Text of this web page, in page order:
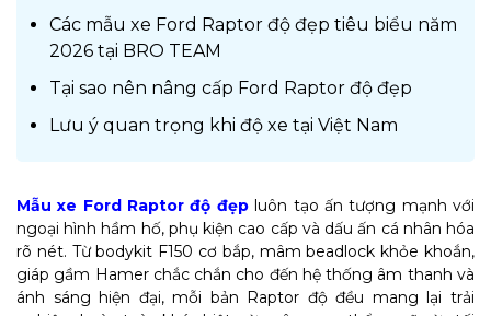
Các mẫu xe Ford Raptor độ đẹp tiêu biểu năm
2026 tại BRO TEAM
Tại sao nên nâng cấp Ford Raptor độ đẹp
Lưu ý quan trọng khi độ xe tại Việt Nam
Mẫu xe Ford Raptor độ đẹpluôn tạo ấn tượng mạnh với
ngoại hình hầm hố, phụ kiện cao cấp và dấu ấn cá nhân hóa
rõ nét. Từ bodykit F150 cơ bắp, mâm beadlock khỏe khoắn,
giáp gầm Hamer chắc chắn cho đến hệ thống âm thanh và
ánh sáng hiện đại, mỗi bản Raptor độ đều mang lại trải